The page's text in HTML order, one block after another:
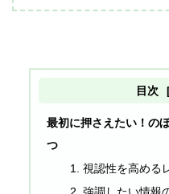
目次
最初に押さえたい！の
つ
1. 視認性を高める